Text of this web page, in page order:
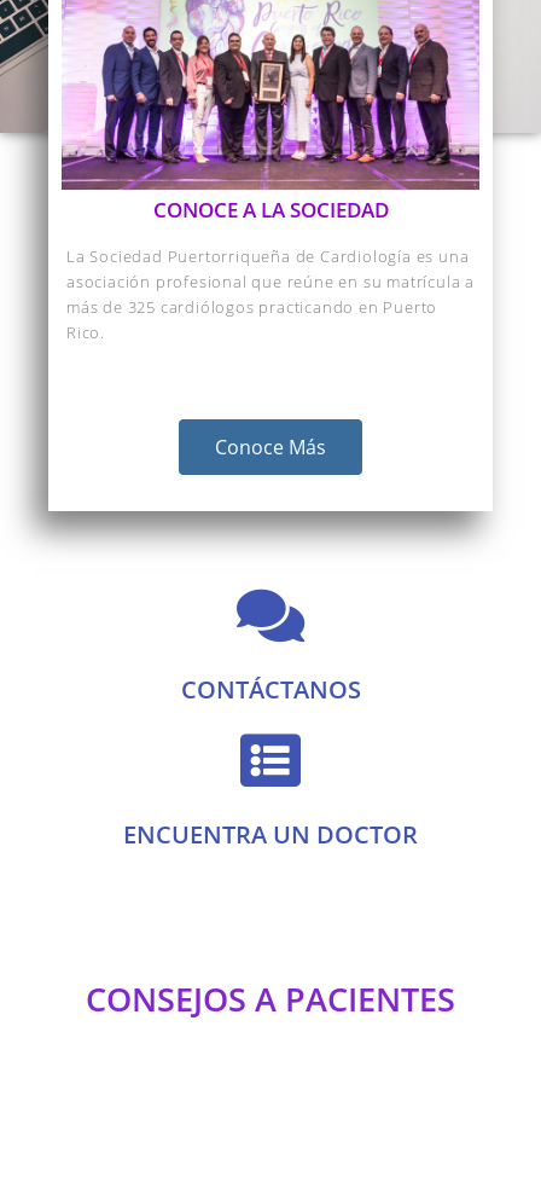
CONOCE A LA SOCIEDAD
La Sociedad Puertorriqueña de Cardiología es una
asociación profesional que reúne en su matrícula a
más de 325 cardiólogos practicando en Puerto
Rico.
Conoce Más
CONTÁCTANOS
ENCUENTRA UN DOCTOR
CONSEJOS A PACIENTES